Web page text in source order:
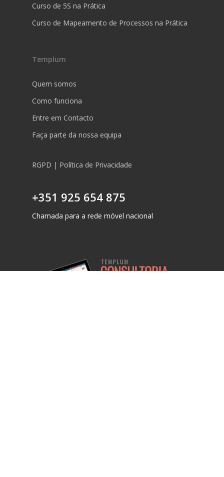
Curso de 5S na Prática
Curso de Mapeamento de Processos na Prática
Templum
Quem somos
Como funciona
Entre em Contacto
Faça parte da nossa equipa
RGPD | Política de Privacidade
+351 925 654 875
Chamada para a rede móvel nacional